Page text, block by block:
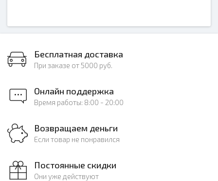
Бесплатная доставка
При заказе от 5000 руб.
Онлайн поддержка
Время работы: 8:00 - 20:00
Возвращаем деньги
Если товар не понравился
Постоянные скидки
Они уже действуют